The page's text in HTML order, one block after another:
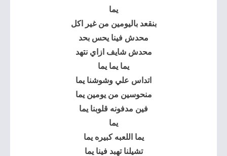
يما
بنقعد باليومين من غير اكل
محدش فينا يحس بحد
محدش شايف ازاي نتهد
يما يما يما
اتداس علي وشوشنا يما
منحوسين من يومين يما
فين مدفونه قلوبنا يما
يما
يما اللعبه كبيره يما
تشيلنا تهبد فينا يما